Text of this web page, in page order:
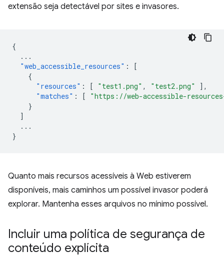
extensão seja detectável por sites e invasores.
{
...
"web_accessible_resources" :
[
{
"resources" : [ "test1.png" , "test2.png"
],
"matches" : [
"https://web-accessible-
}
]
...
}
Quanto mais recursos acessíveis à Web estiverem
disponíveis, mais caminhos um possível invasor poderá
explorar. Mantenha esses arquivos no mínimo possível.
Incluir uma política de segurança de
conteúdo explícita